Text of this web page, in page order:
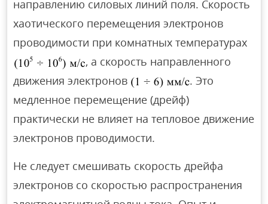
направлению силовых линий поля. Скорость
хаотического перемещения электронов
проводимости при комнатных температурах
, а скорость направленного
движения электронов
. Это
медленное перемещение (дрейф)
практически не влияет на тепловое движение
электронов проводимости.
Не следует смешивать скорость дрейфа
электронов со скоростью распространения